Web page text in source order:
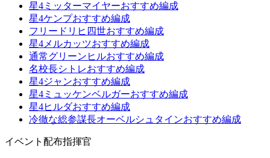
星4ミッターマイヤーおすすめ編成
星4ケンプおすすめ編成
フリードリヒ四世おすすめ編成
星4メルカッツおすすめ編成
通常グリーンヒルおすすめ編成
名校長シトレおすすめ編成
星4ジャンおすすめ編成
星4ミュッケンベルガーおすすめ編成
星4ヒルダおすすめ編成
冷徹な総参謀長オーベルシュタインおすすめ編成
イベント配布指揮官